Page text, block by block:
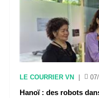
LE COURRIER VN
Hanoï : des robots